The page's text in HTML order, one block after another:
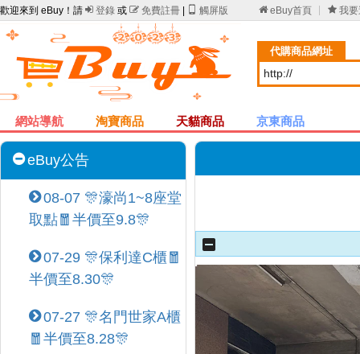
歡迎來到 eBuy！請  登錄 或  免費註冊 觸屏版 eBuy首頁  我
代購商品網址
網站導航 淘寶商品 天貓商品 京東商品
eBuy公告
08-07 🎊濠尚1~8座堂
取點🧧半價至9.8🎊
07-29 🎊保利達C櫃🧧
半價至8.30🎊
07-27 🎊名門世家A櫃
🧧半價至8.28🎊